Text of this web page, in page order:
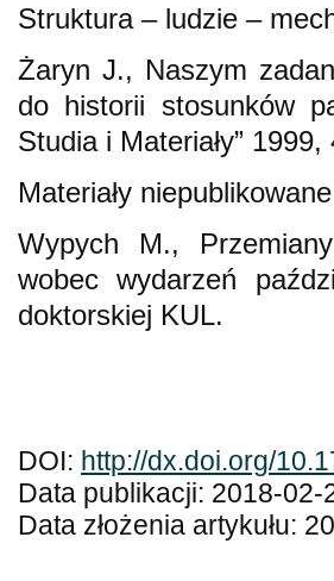
Struktura – ludzie –
Żaryn J., Naszym
do historii stosunków
Studia i Materiały” 1999,
Materiały niepublikowane
Wypych M.,
wobec wydarzeń
doktorskiej KUL.
DOI: http://dx.doi.org/
Data publikacji: 2018-02-
Data złożenia artykułu: